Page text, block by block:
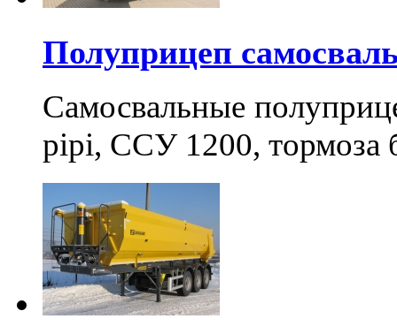
Полуприцеп
Самосвальные
pipi, ССУ 1200, тормоза